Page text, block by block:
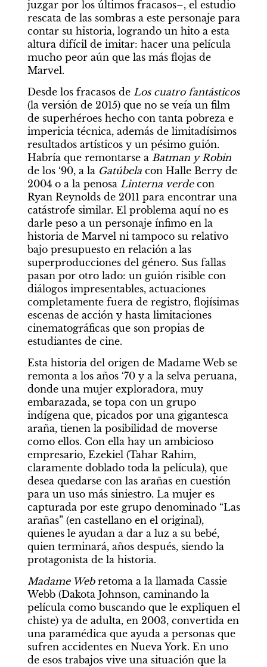
juzgar por los últimos fracasos–, el estudio
rescata de las sombras a este personaje para
contar su historia, logrando un hito a esta
altura difícil de imitar: hacer una película
mucho peor aún que las más flojas de
Marvel.
Desde los fracasos de
Los cuatro fantásticos
(la versión de 2015) que no se veía un film
de superhéroes hecho con tanta pobreza e
impericia técnica, además de limitadísimos
resultados artísticos y un pésimo guión.
Habría que remontarse a Batman y Robin
de los ‘90, a la Gatúbela con Halle Berry de
2004 o a la penosa Linterna verde con
Ryan Reynolds de 2011 para encontrar una
catástrofe similar. El problema aquí no es
darle peso a un personaje ínfimo en la
historia de Marvel ni tampoco su relativo
bajo presupuesto en relación a las
superproducciones del género. Sus fallas
pasan por otro lado: un guión risible con
diálogos impresentables, actuaciones
completamente fuera de registro, flojísimas
escenas de acción y hasta limitaciones
cinematográficas que son propias de
estudiantes de cine.
Esta historia del origen de Madame Web se
remonta a los años ‘70 y a la selva peruana,
donde una mujer exploradora, muy
embarazada, se topa con un grupo
indígena que, picados por una gigantesca
araña, tienen la posibilidad de moverse
como ellos. Con ella hay un ambicioso
empresario, Ezekiel (Tahar Rahim,
claramente doblado toda la película), que
desea quedarse con las arañas en cuestión
para un uso más siniestro. La mujer es
capturada por este grupo denominado “Las
arañas” (en castellano en el original),
quienes le ayudan a dar a luz a su bebé,
quien terminará, años después, siendo la
protagonista de la historia.
Madame Web retoma a la llamada Cassie
Webb (Dakota Johnson, caminando la
película como buscando que le expliquen el
chiste) ya de adulta, en 2003, convertida en
una paramédica que ayuda a personas que
sufren accidentes en Nueva York. En uno
de esos trabajos vive una situación que la